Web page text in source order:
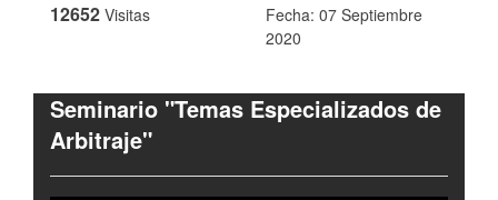
12652 Visitas
Fecha: 07 Septiembre
2020
Seminario "Temas Especializados de
Arbitraje"